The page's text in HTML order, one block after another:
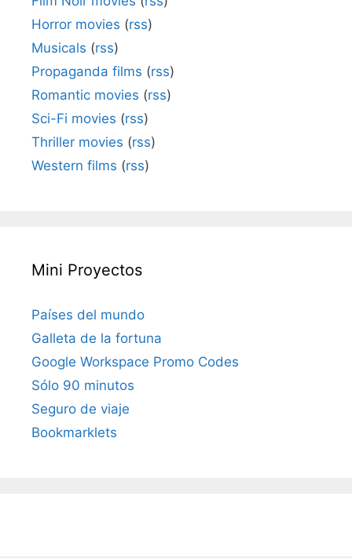
Horror movies (rss)
Musicals (rss)
Propaganda films (rss)
Romantic movies (rss)
Sci-Fi movies (rss)
Thriller movies (rss)
Western films (rss)
Mini Proyectos
Países del mundo
Galleta de la fortuna
Google Workspace Promo Codes
Sólo 90 minutos
Seguro de viaje
Bookmarklets